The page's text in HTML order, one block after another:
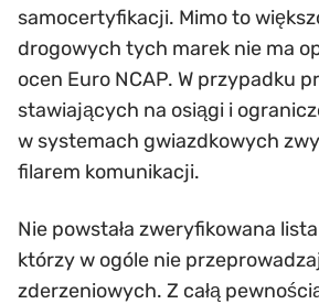
samocertyfikacji. Mimo to
drogowych tych marek nie ma
ocen Euro NCAP. W przypadku
stawiających na osiągi i
w systemach gwiazdkowych
filarem komunikacji.
Nie powstała zweryfikowana
którzy w ogóle nie
zderzeniowych. Z całą